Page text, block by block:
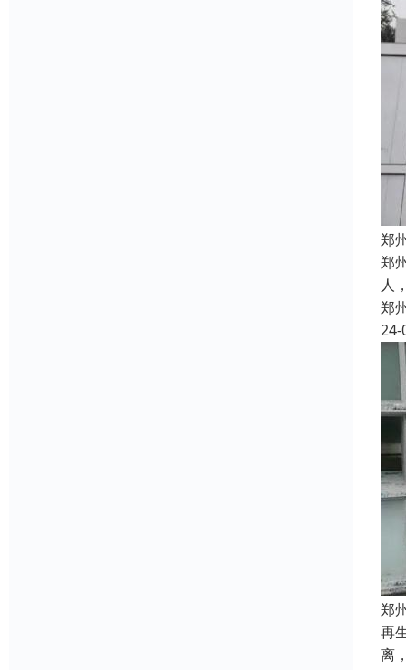
郑
郑
人
郑
24-
郑
再
离